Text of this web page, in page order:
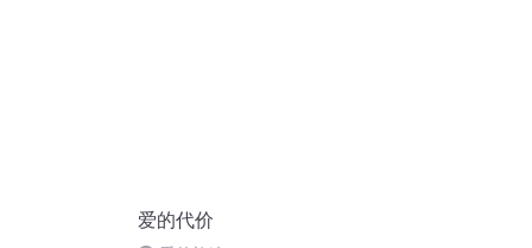
爱的代价